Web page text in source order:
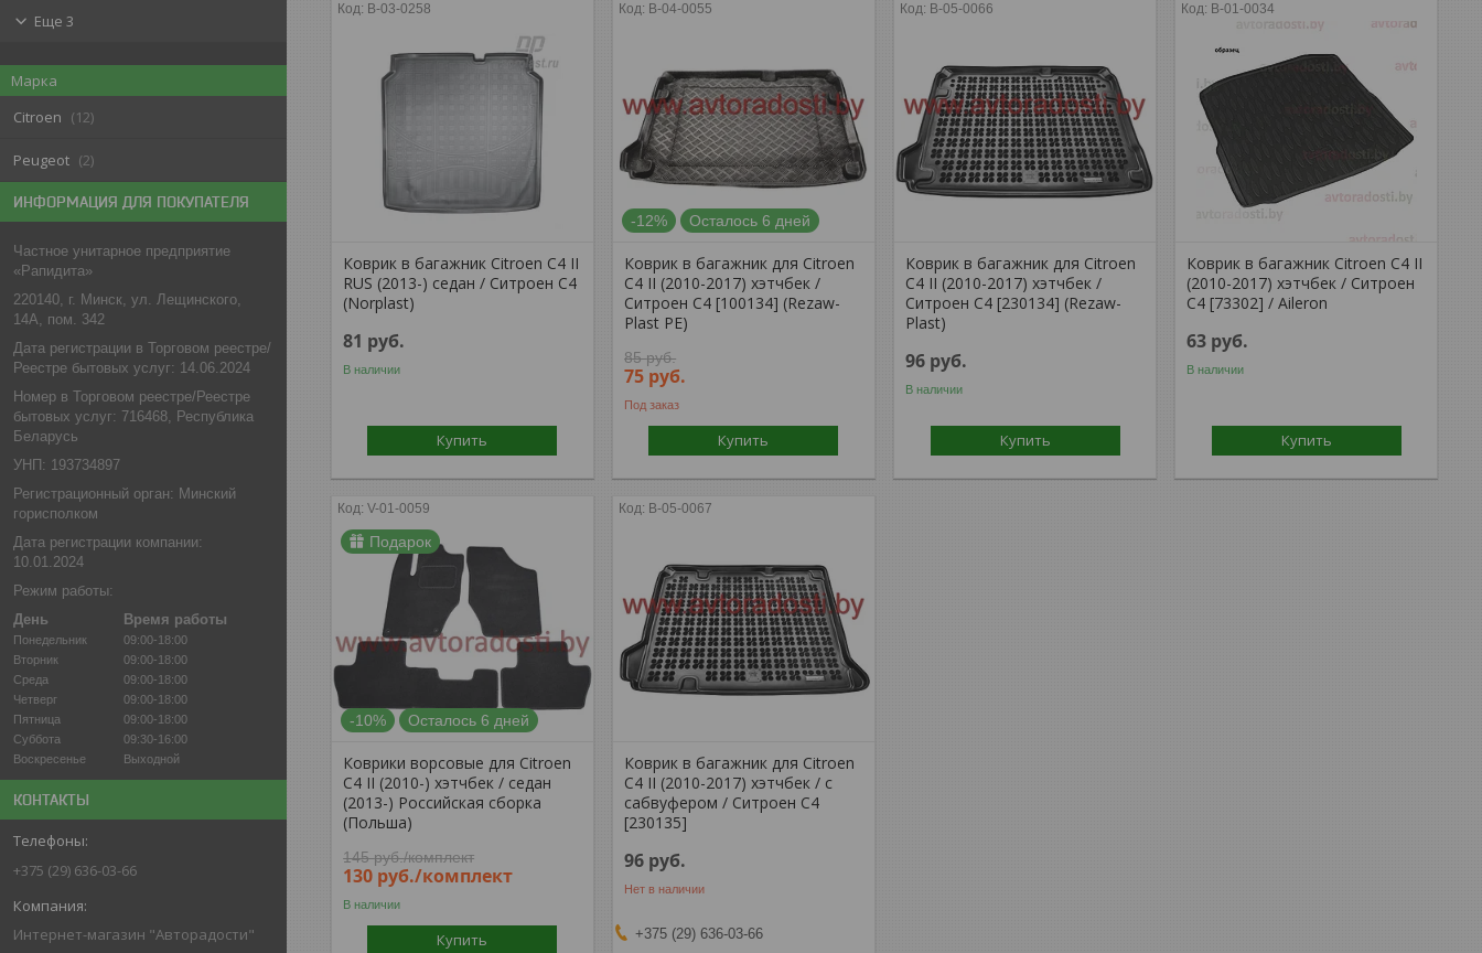
Еще 3
Марка
Citroen
12
Peugeot 2
ИНФОРМАЦИЯ ДЛЯ ПОКУПАТЕЛЯ
Частное унитарное предприятие
«Рапидита»
220140, г. Минск, ул. Лещинского,
14А, пом. 342
Дата регистрации в Торговом реестре/
Реестре бытовых услуг: 14.06.2024
Номер в Торговом реестре/Реестре
бытовых услуг: 716468, Республика
Беларусь
УНП: 193734897
Регистрационный орган: Минский
горисполком
Дата регистрации компании:
10.01.2024
Режим работы:
День
Время работы
Понедельник
09:00-18:00
Вторник
09:00-18:00
Среда
09:00-18:00
Четверг
09:00-18:00
Пятница
09:00-18:00
Суббота
09:30-16:00
Воскресенье
Выходной
КОНТАКТЫ
+375 (29) 636-03-66
Интернет-магазин "Авторадости"
B-03-0258
Коврик в багажник Citroen C4 II
RUS (2013-) седан / Ситроен С4
(Norplast)
81 руб.
В наличии
Купить
B-04-0055
-12% Осталось 6 дней
Коврик в багажник для Citroen
C4 II (2010-2017) хэтчбек /
Ситроен С4 [100134] (Rezaw-
Plast PE)
85руб.
75 руб.
Под заказ
Купить
B-05-0066
Коврик в багажник для Citroen
C4 II (2010-2017) хэтчбек /
Ситроен С4 [230134] (Rezaw-
Plast)
96 руб.
В наличии
Купить
B-01-0034
Коврик в багажник Citroen C4 II
(2010-2017) хэтчбек / Ситроен
С4 [73302] / Aileron
63 руб.
В наличии
Купить
V-01-0059
Подарок
-10% Осталось 6 дней
Коврики ворсовые для Citroen
C4 II (2010-) хэтчбек / седан
(2013-) Российская сборка
(Польша)
145руб./комплект
130 руб./комплект
В наличии
Купить
B-05-0067
Коврик в багажник для Citroen
C4 II (2010-2017) хэтчбек / с
сабвуфером / Ситроен С4
[230135]
96 руб.
Нет в наличии
+375 (29) 636-03-66